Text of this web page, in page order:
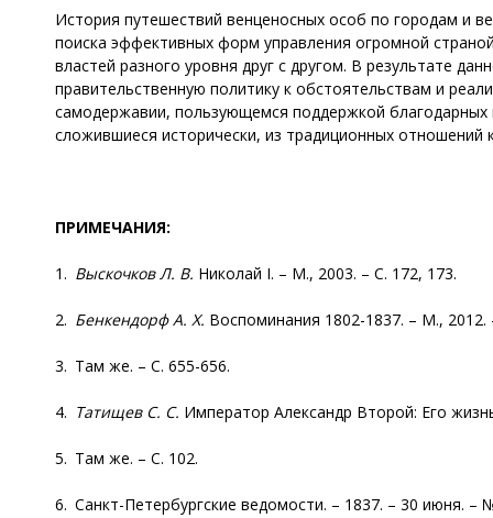
История путешествий венценосных особ по городам и
поиска эффективных форм управления огромной
властей разного уровня друг с другом. В результате
правительственную политику к обстоятельствам и
самодержавии, пользующемся поддержкой
сложившиеся исторически, из традиционных
ПРИМЕЧАНИЯ:
1. ВыскочковЛ. В. Николай I. – М., 2003. – С. 172, 173.
2. БенкендорфА. Х. Воспоминания 1802-1837. – М., 2012.
3. Там же. – С. 655-656.
4. Татищев С. С. Император Александр Второй: Его
5. Там же. – С. 102.
6. Санкт-Петербургские ведомости. – 1837. – 30 июня. –